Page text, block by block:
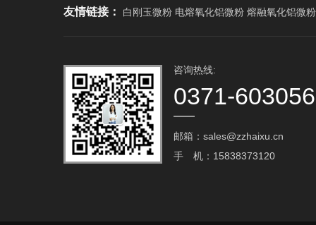
友情链接： 白刚玉微粉 电熔氧化铝微粉 熔融氧化铝微粉
咨询热线:
0371-
邮箱：sales@zzhaixu.cn
手 机：15838373120